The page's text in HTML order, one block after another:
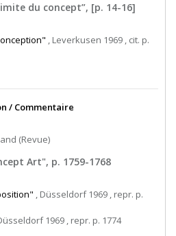
du concept”, [p. 14-16]
, Leverkusen 1969 , cit. p.
/ Commentaire
(Revue)
Art", p. 1759-1768
, Düsseldorf 1969 , repr. p.
1969 , repr. p. 1774